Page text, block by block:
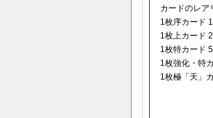
カードのレ
1枚序カード
1枚上カード
1枚特カード
1枚強化・特
1枚極「天」